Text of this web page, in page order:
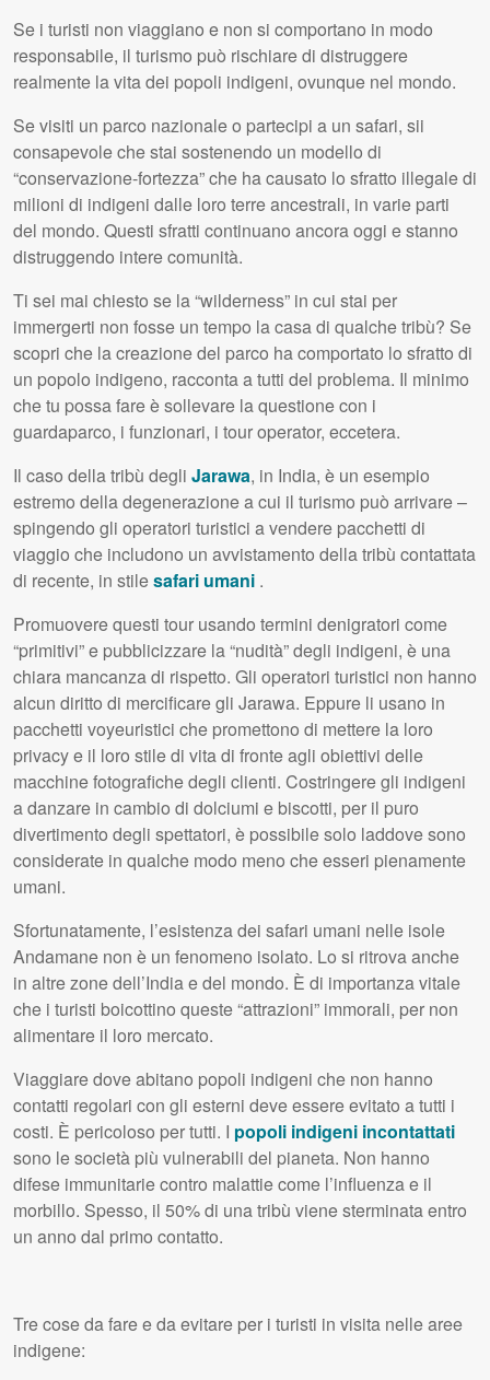
Se i turisti non viaggiano e non si comportano in modo
responsabile, il turismo può rischiare di distruggere
realmente la vita dei popoli indigeni, ovunque nel mondo.
Se visiti un parco nazionale o partecipi a un safari, sii
consapevole che stai sostenendo un modello di
“conservazione-fortezza” che ha causato lo sfratto illegale di
milioni di indigeni dalle loro terre ancestrali, in varie parti
del mondo. Questi sfratti continuano ancora oggi e stanno
distruggendo intere comunità.
Ti sei mai chiesto se la “wilderness” in cui stai per
immergerti non fosse un tempo la casa di qualche tribù? Se
scopri che la creazione del parco ha comportato lo sfratto di
un popolo indigeno, racconta a tutti del problema. Il minimo
che tu possa fare è sollevare la questione con i
guardaparco, i funzionari, i tour operator, eccetera.
Il caso della tribù degli Jarawa, in India, è un esempio
estremo della degenerazione a cui il turismo può arrivare –
spingendo gli operatori turistici a vendere pacchetti di
viaggio che includono un avvistamento della tribù contattata
di recente, in stilesafari umani .
Promuovere questi tour usando termini denigratori come
“primitivi” e pubblicizzare la “nudità” degli indigeni, è una
chiara mancanza di rispetto. Gli operatori turistici non hanno
alcun diritto di mercificare gli Jarawa. Eppure li usano in
pacchetti voyeuristici che promettono di mettere la loro
privacy e il loro stile di vita di fronte agli obiettivi delle
macchine fotografiche degli clienti. Costringere gli indigeni
a danzare in cambio di dolciumi e biscotti, per il puro
divertimento degli spettatori, è possibile solo laddove sono
considerate in qualche modo meno che esseri pienamente
umani.
Sfortunatamente, l’esistenza dei safari umani nelle isole
Andamane non è un fenomeno isolato. Lo si ritrova anche
in altre zone dell’India e del mondo. È di importanza vitale
che i turisti boicottino queste “attrazioni” immorali, per non
alimentare il loro mercato.
Viaggiare dove abitano popoli indigeni che non hanno
contatti regolari con gli esterni deve essere evitato a tutti i
costi. È pericoloso per tutti. I popoli indigeni incontattati
sono le società più vulnerabili del pianeta. Non hanno
difese immunitarie contro malattie come l’influenza e il
morbillo. Spesso, il 50% di una tribù viene sterminata entro
un anno dal primo contatto.
Tre cose da fare e da evitare per i turisti in visita nelle aree
indigene: